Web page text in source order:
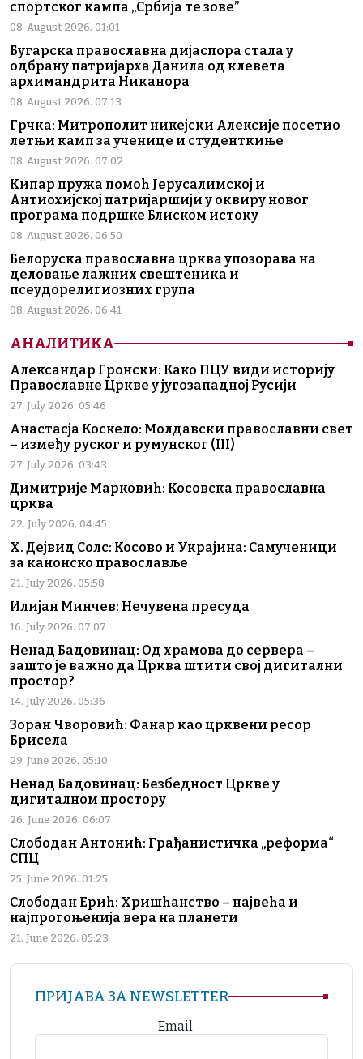
спортског кампа „Србија те зове”
08. August 2026. 01:01
Бугарска православна дијаспора стала у
одбрану патријарха Данила од клевета
архимандрита Никанора
08. August 2026. 07:13
Грчка: Митрополит никејски Алексије посетио
летњи камп за ученице и студенткиње
08. August 2026. 07:02
Кипар пружа помоћ Јерусалимској и
Антиохијској патријаршији у оквиру новог
програма подршке Блиском истоку
08. August 2026. 06:50
Белоруска православна црква упозорава на
деловање лажних свештеника и
псеудорелигиозних група
08. August 2026. 06:41
АНАЛИТИКА
Александар Гронски: Како ПЦУ види историју
Православне Цркве у југозападној Русији
27. July 2026. 05:46
Анастасја Коскело: Молдавски православни свет
– између руског и румунског (III)
27. July 2026. 03:43
Димитрије Марковић: Косовска православна
црква
22. July 2026. 04:45
Х. Дејвид Солс: Косово и Украјина: Самученици
за канонско православље
21. July 2026. 05:58
Илијан Минчев: Нечувена пресуда
16. July 2026. 07:07
Ненад Бадовинац: Од храмова до сервера –
зашто је важно да Црква штити свој дигитални
простор?
14. July 2026. 05:36
Зоран Чворовић: Фанар као црквени ресор
Брисела
29. June 2026. 05:10
Ненад Бадовинац: Безбедност Цркве у
дигиталном простору
26. June 2026. 06:07
Слободан Антонић: Грађанистичка „реформа“
СПЦ
25. June 2026. 01:25
Слободан Ерић: Хришћанство – највећа и
најпрогоњенија вера на планети
21. June 2026. 05:23
ПРИЈАВА ЗА NEWSLETTER
Email